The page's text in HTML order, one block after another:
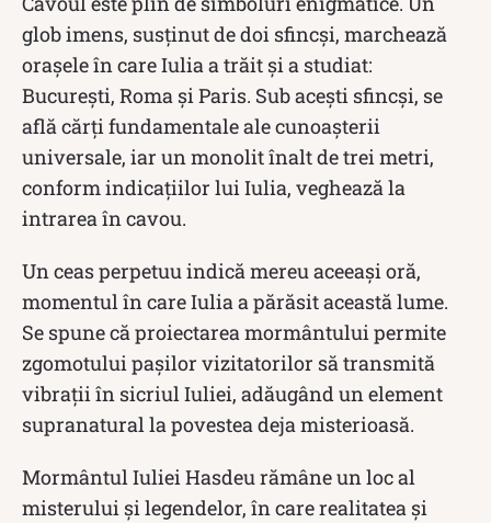
glob imens, susținut de doi sfincși, marchează
orașele în care Iulia a trăit și a studiat:
București, Roma și Paris. Sub acești sfincși, se
află cărți fundamentale ale cunoașterii
universale, iar un monolit înalt de trei metri,
conform indicațiilor lui Iulia, veghează la
intrarea în cavou.
Un ceas perpetuu indică mereu aceeași oră,
momentul în care Iulia a părăsit această lume.
Se spune că proiectarea mormântului permite
zgomotului pașilor vizitatorilor să transmită
vibrații în sicriul Iuliei, adăugând un element
supranatural la povestea deja misterioasă.
Mormântul Iuliei Hasdeu rămâne un loc al
misterului și legendelor, în care realitatea și